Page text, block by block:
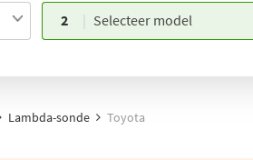
2 Selecteer model
Lambda-sonde Toyota